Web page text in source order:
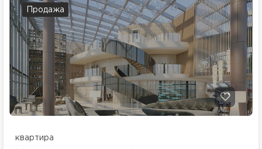
Продажа
квартира